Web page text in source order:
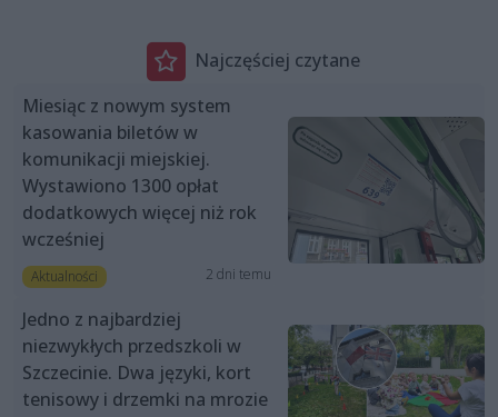
Najczęściej czytane
Miesiąc z nowym system
kasowania biletów w
komunikacji miejskiej.
Wystawiono 1300 opłat
dodatkowych więcej niż rok
wcześniej
Aktualności 2 dni temu
Jedno z najbardziej
niezwykłych przedszkoli w
Szczecinie. Dwa języki, kort
tenisowy i drzemki na mrozie